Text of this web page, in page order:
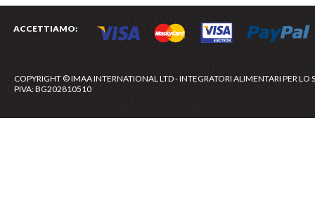
ACCETTIAMO:
COPYRIGHT © IMAA INTERNATIONAL LTD - INTEGRATORI ALIMENTARI PER LO
PIVA: BG202810510